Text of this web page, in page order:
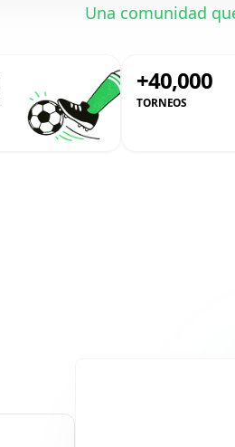
Una comunidad
+40,000
TORNEOS